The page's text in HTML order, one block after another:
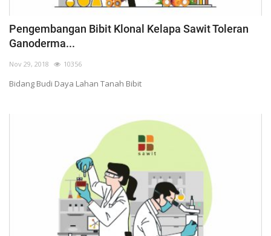
Pengembangan Bibit Klonal Kelapa Sawit Toleran
Ganoderma...
Nov 29, 2018 10356
Bidang Budi Daya Lahan Tanah Bibit